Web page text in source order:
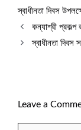
স্বাধীনতা দিবস
কন্যাশ্রী
স্বাধীনতা দিবস
Leave a